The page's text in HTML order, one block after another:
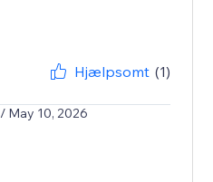
Hjælpsomt (1)
/ May 10, 2026